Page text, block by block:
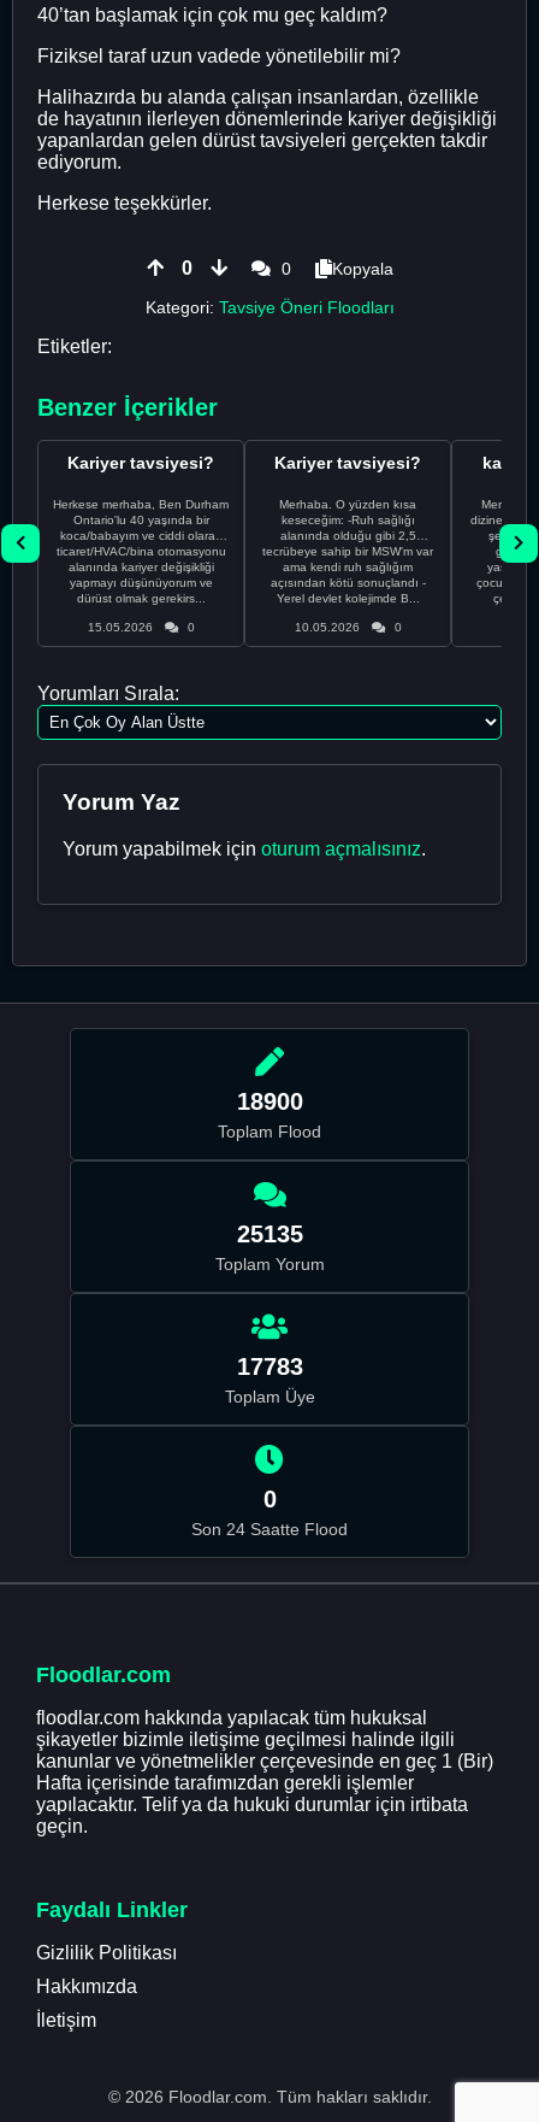
40’tan başlamak için çok mu geç kaldım?
Fiziksel taraf uzun vadede yönetilebilir mi?
Halihazırda bu alanda çalışan insanlardan, özellikle
de hayatının ilerleyen dönemlerinde kariyer değişikliği
yapanlardan gelen dürüst tavsiyeleri gerçekten takdir
ediyorum.
Herkese teşekkürler.
0 0
Kopyala
Kategori: Tavsiye Öneri Floodları
Etiketler:
Benzer İçerikler
Kariyer tavsiyesi?
Herkese merhaba, Ben Durham
Ontario'lu 40 yaşında bir
koca/babayım ve ciddi olarak
ticaret/HVAC/bina otomasyonu
alanında kariyer değişikliği
yapmayı düşünüyorum ve
dürüst olmak gerekirs...
15.05.2026 0
Kariyer tavsiyesi?
Merhaba. O yüzden kısa
keseceğim: -Ruh sağlığı
alanında olduğu gibi 2,5
tecrübeye sahip bir MSW'm var
ama kendi ruh sağlığım
açısından kötü sonuçlandı -
Yerel devlet kolejimde B...
10.05.2026 0
Merhaba!
dizine göz
şey
çeşitli
Yorumları Sırala:
Yorum Yaz
Yorum yapabilmek için oturum açmalısınız.
18900
Toplam Flood
25135
Toplam Yorum
17783
Toplam Üye
0
Son 24 Saatte Flood
Floodlar.com
floodlar.com hakkında yapılacak tüm hukuksal
şikayetler bizimle iletişime geçilmesi halinde ilgili
kanunlar ve yönetmelikler çerçevesinde en geç 1 (Bir)
Hafta içerisinde tarafımızdan gerekli işlemler
yapılacaktır. Telif ya da hukuki durumlar için irtibata
geçin.
Faydalı Linkler
Gizlilik Politikası
Hakkımızda
İletişim
© 2026 Floodlar.com. Tüm hakları saklıdır.